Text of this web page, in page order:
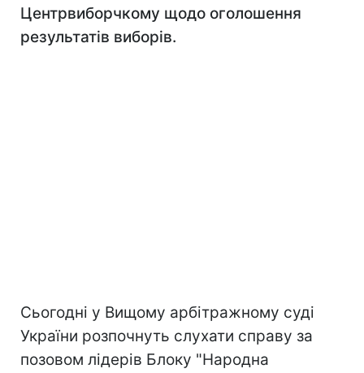
Центрвиборчкому щодо оголошення
результатів виборів.
Сьогодні у Вищому арбітражному суді
України розпочнуть слухати справу за
позовом лідерів Блоку "Народна